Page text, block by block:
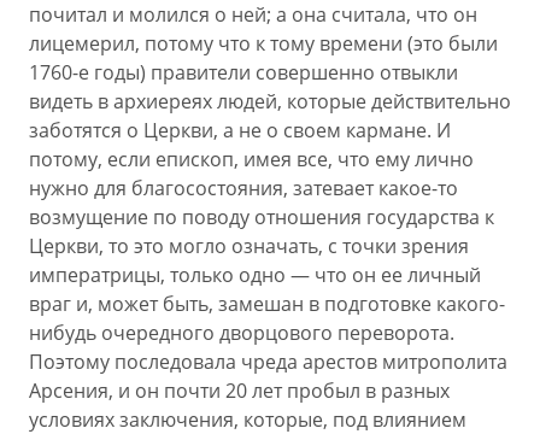
почитал и молился о ней; а она считала, что он
лицемерил, потому что к тому времени (это были
1760-е годы) правители совершенно отвыкли
видеть в архиереях людей, которые действительно
заботятся о Церкви, а не о своем кармане. И
потому, если епископ, имея все, что ему лично
нужно для благосостояния, затевает какое-то
возмущение по поводу отношения государства к
Церкви, то это могло означать, с точки зрения
императрицы, только одно — что он ее личный
враг и, может быть, замешан в подготовке какого-
нибудь очередного дворцового переворота.
Поэтому последовала чреда арестов митрополита
Арсения, и он почти 20 лет пробыл в разных
условиях заключения, которые, под влиянием